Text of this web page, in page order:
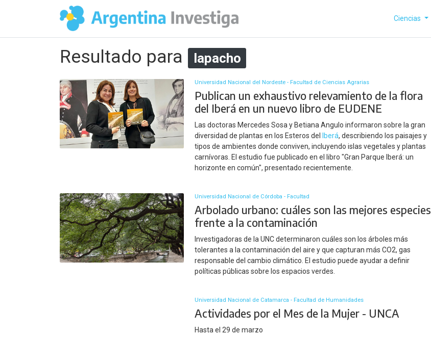
Ciencias
Resultado para lapacho
Universidad Nacional del Nordeste - Facultad de Ciencias Agrarias
Publican un exhaustivo relevamiento de la flora
del Iberá en un nuevo libro de EUDENE
Las doctoras Mercedes Sosa y Betiana Angulo informaron sobre la gran
diversidad de plantas en los Esteros del
Iberá, describiendo los paisajes y
tipos de ambientes donde conviven, incluyendo islas vegetales y plantas
carnívoras. El estudio fue publicado en el libro "Gran Parque Iberá: un
horizonte en común", presentado recientemente.
Universidad Nacional de Córdoba - Facultad
Arbolado urbano: cuáles son las mejores especies
frente a la contaminación
Investigadoras de la UNC determinaron cuáles son los árboles más
tolerantes a la contaminación del aire y que capturan más CO2, gas
responsable del cambio climático. El estudio puede ayudar a definir
políticas públicas sobre los espacios verdes.
Universidad Nacional de Catamarca - Facultad de Humanidades
Actividades por el Mes de la Mujer - UNCA
Hasta el 29 de marzo